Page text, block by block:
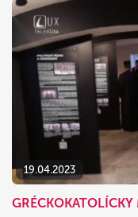
19.04.2023
GRÉCKOKATOLÍCKY